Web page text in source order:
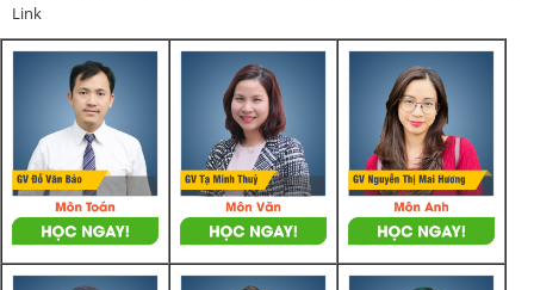
Link